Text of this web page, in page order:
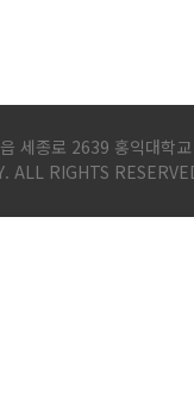
세종로 2639 홍익대
ALL RIGHTS